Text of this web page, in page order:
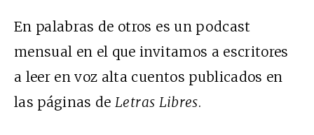
En palabras de otros es un podcast
mensual en el que invitamos a escritores
a leer en voz alta cuentos publicados en
las páginas de Letras Libres.